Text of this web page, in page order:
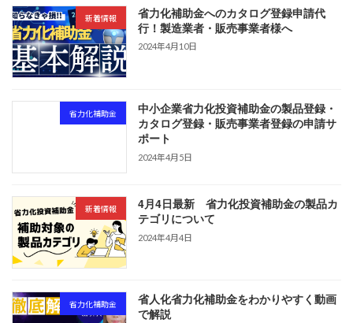
新着情報
省力化補助金へのカタログ登録申請代
行！製造業者・販売事業者様へ
2024年4月10日
省力化補助金
中小企業省力化投資補助金の製品登録・
カタログ登録・販売事業者登録の申請サ
ポート
2024年4月5日
新着情報
4月4日最新 省力化投資補助金の製品カ
テゴリについて
2024年4月4日
省力化補助金
省人化省力化補助金をわかりやすく動画
で解説